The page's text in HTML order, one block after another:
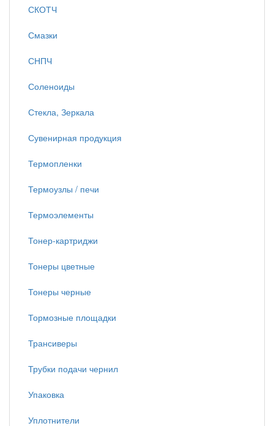
СКОТЧ
Смазки
СНПЧ
Соленоиды
Стекла, Зеркала
Сувенирная продукция
Термопленки
Термоузлы / печи
Термоэлементы
Тонер-картриджи
Тонеры цветные
Тонеры черные
Тормозные площадки
Трансиверы
Трубки подачи чернил
Упаковка
Уплотнители